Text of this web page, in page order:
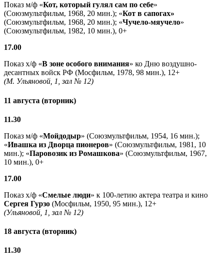
Показ м/ф «Кот, который гулял сам по себе»
(Союзмультфильм, 1968, 20 мин.); «Кот в сапогах»
(Союзмультфильм, 1968, 20 мин.); «Чучело-мяучело»
(Союзмультфильм, 1982, 10 мин.), 0+
17.00
Показ х/ф «В зоне особого внимания» ко Дню воздушно-
десантных войск РФ (Мосфильм, 1978, 98 мин.), 12+
(М. Ульяновой, 1, зал № 12)
11 августа (вторник)
11.30
Показ м/ф «Мойдодыр» (Союзмультфильм, 1954, 16 мин.);
«Ивашка из Дворца пионеров» (Союзмультфильм, 1981, 10
мин.); «Паровозик из Ромашкова» (Союзмультфильм, 1967,
10 мин.), 0+
17.00
Показ х/ф «Смелые люди» к 100-летию актера театра и кино
Сергея Гурзо (Мосфильм, 1950, 95 мин.), 12+
(Ульяновой, 1, зал № 12)
18 августа (вторник)
11.30